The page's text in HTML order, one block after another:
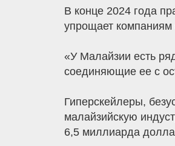
В конце 2024 года
упрощает компаниям
«У Малайзии есть
соединяющие ее с
Гиперскейлеры,
малайзийскую
6,5 миллиарда